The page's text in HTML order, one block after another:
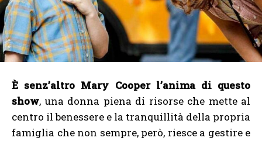
È senz’altro Mary Cooper l’anima di questo
show, una donna piena di risorse che mette al
centro il benessere e la tranquillità della propria
famiglia che non sempre, però, riesce a gestire e